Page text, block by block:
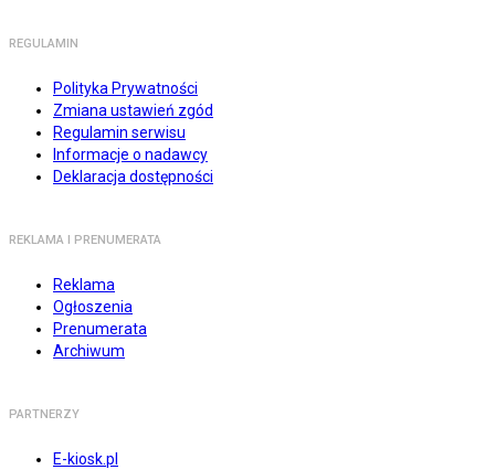
REGULAMIN
Polityka Prywatności
Zmiana ustawień zgód
Regulamin serwisu
Informacje o nadawcy
Deklaracja dostępności
REKLAMA I PRENUMERATA
Reklama
Ogłoszenia
Prenumerata
Archiwum
PARTNERZY
E-kiosk.pl